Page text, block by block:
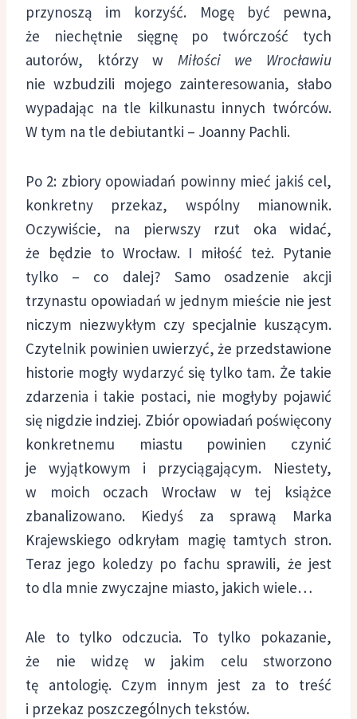
przynoszą im korzyść. Mogę być pewna,
że niechętnie sięgnę po twórczość tych
autorów, którzy w Miłości we Wrocławiu
nie wzbudzili mojego zainteresowania, słabo
wypadając na tle kilkunastu innych twórców.
W tym na tle debiutantki – Joanny Pachli.
Po 2: zbiory opowiadań powinny mieć jakiś cel,
konkretny przekaz, wspólny mianownik.
Oczywiście, na pierwszy rzut oka widać,
że będzie to Wrocław. I miłość też. Pytanie
tylko – co dalej? Samo osadzenie akcji
trzynastu opowiadań w jednym mieście nie jest
niczym niezwykłym czy specjalnie kuszącym.
Czytelnik powinien uwierzyć, że przedstawione
historie mogły wydarzyć się tylko tam. Że takie
zdarzenia i takie postaci, nie mogłyby pojawić
się nigdzie indziej. Zbiór opowiadań poświęcony
konkretnemu miastu powinien czynić
je wyjątkowym i przyciągającym. Niestety,
w moich oczach Wrocław w tej książce
zbanalizowano. Kiedyś za sprawą Marka
Krajewskiego odkryłam magię tamtych stron.
Teraz jego koledzy po fachu sprawili, że jest
to dla mnie zwyczajne miasto, jakich wiele…
Ale to tylko odczucia. To tylko pokazanie,
że nie widzę w jakim celu stworzono
tę antologię. Czym innym jest za to treść
i przekaz poszczególnych tekstów.